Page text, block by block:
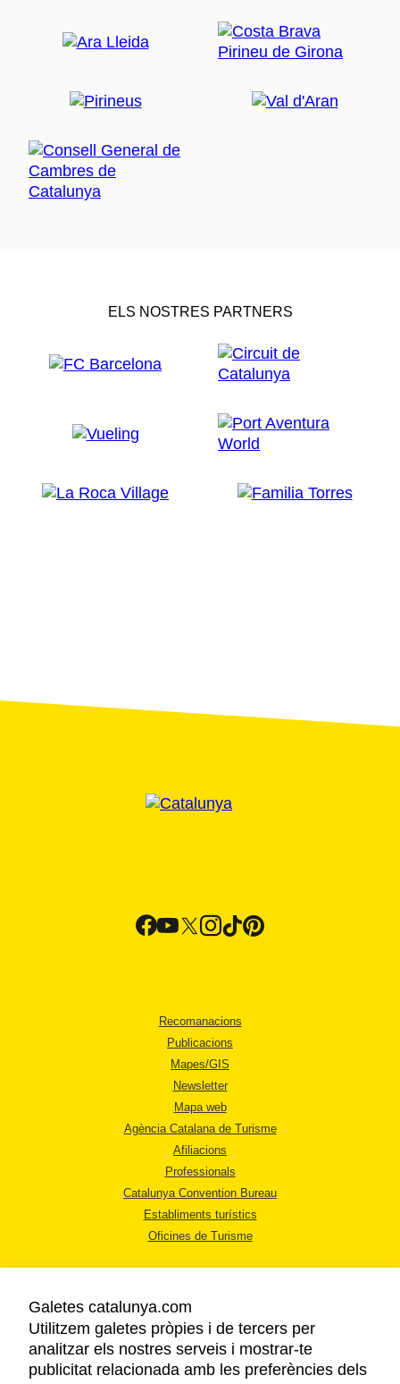
ELS NOSTRES PARTNERS
Recomanacions
Publicacions
Mapes/GIS
Newsletter
Mapa web
Agència Catalana de Turisme
Afiliacions
Professionals
Catalunya Convention Bureau
Establiments turístics
Oficines de Turisme
AVÍS LEGAL
Galetes catalunya.com
Utilitzem galetes pròpies i de tercers per
analitzar els nostres serveis i mostrar-te
publicitat relacionada amb les preferències dels